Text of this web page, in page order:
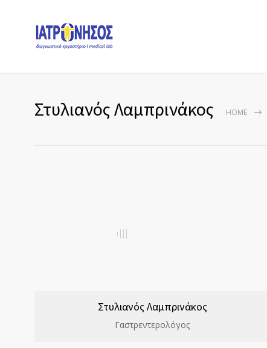
Στυλιανός Λαμπρινάκος HOME
Στυλιανός Λαμπρινάκος
Γαστρεντερολόγος